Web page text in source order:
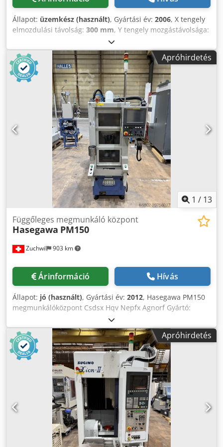
mm/perc • Ismétlési pontosság x / y / z irányban: p8 μm
Extra információ Munkadarab NC asztal befogófelülettel: ø
190 mm Forgótengelyek max. sebessége (A / C): 100
ford/perc / 150 ford/perc Pozicionálási pontosság (A / C
tengely): ± 5 Szerszámtár: 60 elemes, lánctár Chip-to-Chip
csereidő: 15 másodperc Közeg Szükséges sűrített levegő: 6
bar Átlagos levegőfogyasztás: 20 m³/óra Üzemi feszültség:
400V (N / PE) / 50A Dimensions Machine Depth 775 mm
Állapot: üzemkész (használt), Gyártási év: 2006, X tengely
elmozdulási távolság: 300 mm, Y tengely mozgástávolsága:
, Z-tengely elmozdulási távolság:
vezérlőgyártó:FANUC, vezérlő modell:21i-M series,
orsófordulatszám (max.):10 000 ford/min, orsó motor
teljesítmény:3 700 W, tengelyek száma:3 , Ezt a 3
tengelyes CHIRON FZ08W-t 2006-ban gyártották. Fanuc 21i-
M sorozatú vezérléssel ellátott függőleges CNC
megmunkálóközpont, amely 300 mm, 250 mm, illetve 250
mm X, Y és Z elmozdulással rendelkezik. Tartalmaz 550 x
300 mm-es asztalméretet, 10 000 fordulat/perc
orsósebességet és 12 állású szerszámtárolót. Fontolja meg
a lehetőséget, hogy megvásárolja ezt a CHIRON FZ08W
függőleges megmunkálóközpontot. További információkért
vegye fel velünk a kapcsolatot. • Feltétel: . • Állapot: Az
állapot: . • Asztal mérete: 550 x 300 mm Crodpsygl D Hofx
Agnof • Megengedett terhelés: 200 kg • Szerszámtároló: 12
pozíció Kiegészítő felszerelés • forgácselszívó
Apróhirdetés
1 / 13
Zuchwil 903 km
Függőleges megmunkáló központ
Hasegawa PM150
Árinformáció Hívás
Állapot: jó (használt), Gyártási év: 2012, Hasegawa PM150
megmunkálóközpont Csdsx Hqv Nepfx Agnorf Gyártó:
Hasegawa Típus: PM 150 Gyártási év: 2012 Tengelyek
száma: 4 X tengely elmozdulás: 150 mm Y tengely
elmozdulás: 225 mm Z tengely elmozdulás: 200 mm
Forgótengely: IGEN Gyorsjárat X, Y, Z: 30 m/perc Asztal
terhelhetősége: 80 kg Asztal munkafelülete: 300 × 260 mm
T-horony asztal: 12H7 × 5 Orsókúp: HSK E32
Orsófordulatszám: 100–30000 1/perc Szerszámtár: 10
szerszám Maximális szerszámméret: Ø50 mm
Memóriaméret: 5120 m 2048 kB Legkisebb bevitel egység:
0,1 µm Interfész: RS232C Programok száma: 63 Az adatok
helyességéért, teljességéért és naprakészségéért
felelősséget nem vállalunk.
Apróhirdetés